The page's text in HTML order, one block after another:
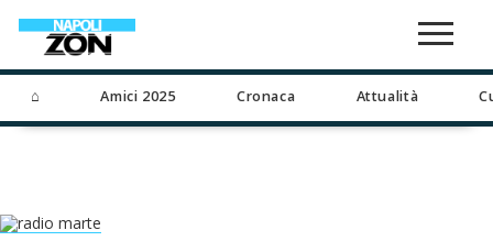
⌂ Amici 2025 Cronaca Attualità